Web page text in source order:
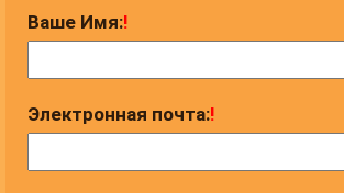
Ваше Имя:!
Электронная почта:!